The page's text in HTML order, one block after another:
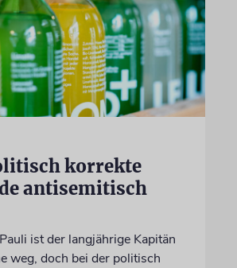
korrekte
antisemitisch
ist der langjährige Kapitän
weg, doch bei der politisch